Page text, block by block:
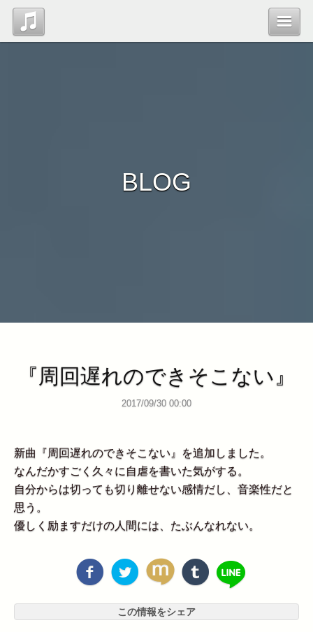
管理ページ
BLOG
『周回遅れのできそこない』
2017/09/30 00:00
新曲『周回遅れのできそこない』を追加しました。
なんだかすごく久々に自虐を書いた気がする。
自分からは切っても切り離せない感情だし、音楽性だと
思う。
優しく励ますだけの人間には、たぶんなれない。
この情報をシェア